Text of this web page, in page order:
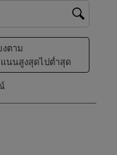
า
งตาม
นนสูงสุดไปต่ำสุด